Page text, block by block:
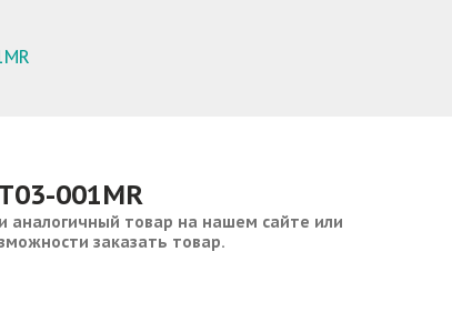
001MR
товар на нашем сайте или
заказать товар.